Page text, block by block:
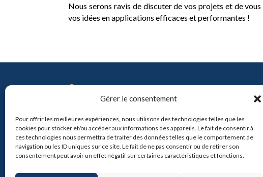
Gérer le consentement
Pour offrir les meilleures expériences, nous utilisons des technologies telles que les
cookies pour stocker et/ou accéder aux informations des appareils. Le fait de consentir à
ces technologies nous permettra de traiter des données telles que le comportement de
navigation ou les ID uniques sur ce site. Le fait de ne pas consentir ou de retirer son
consentement peut avoir un effet négatif sur certaines caractéristiques et fonctions.
Nous serons ravis de discuter de vos projets et de
vos idées en applications efficaces et performantes !
Contact
+33 6 81 21 41 91
